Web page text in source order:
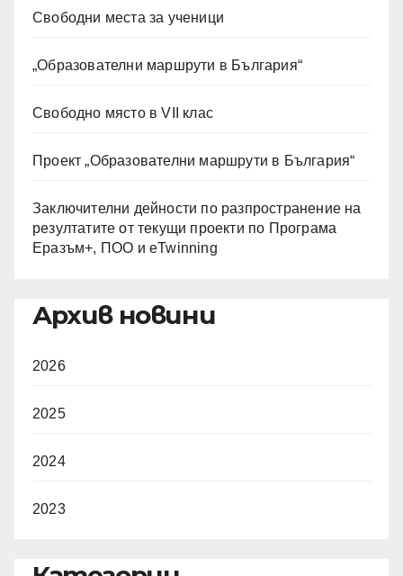
Свободни места за ученици
„Образователни маршрути в България“
Свободно място в VII клас
Проект „Образователни маршрути в България“
Заключителни дейности по разпространение на
резултатите от текущи проекти по Програма
Еразъм+, ПОО и eTwinning
Архив новини
2026
2025
2024
2023